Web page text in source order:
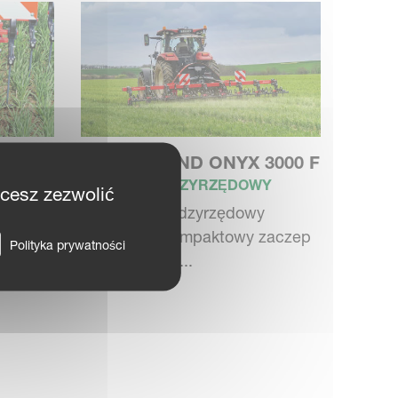
KVERNELAND ONYX 3000 F
PIELNIK MIĘDZYRZĘDOWY
Składany międzyrzędowy
kultywator, kompaktowy zaczep
do współprac...
zezwolić
Polityka prywatności